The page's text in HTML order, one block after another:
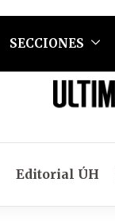
SECCIONES
Editorial ÚH